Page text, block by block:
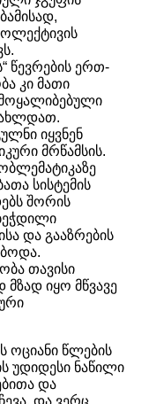
წევრების ერთ-
კი მათი
იყვნენ
მრწამსის.
სისტემის
შორის
და გააზრების
თავისი
მზად იყო მწვავე
ოციანი წლების
უდიდესი ნაწილი
და
და ვერც